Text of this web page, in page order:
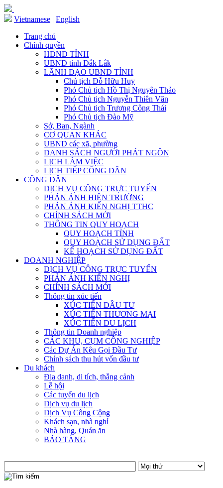
Vietnamese | English
Trang chủ
Chính quyền
HĐND TỈNH
UBND tỉnh Đắk Lắk
LÃNH ĐẠO UBND TỈNH
Chủ tịch Đỗ Hữu Huy
Phó Chủ tịch Hồ Thị Nguyên Thảo
Phó Chủ tịch Nguyễn Thiên Văn
Phó Chủ tịch Trương Công Thái
Phó Chủ tịch Đào Mỹ
Sở, Ban, Ngành
CƠ QUAN KHÁC
UBND các xã, phường
DANH SÁCH NGƯỜI PHÁT NGÔN
LỊCH LÀM VIỆC
LỊCH TIẾP CÔNG DÂN
CÔNG DÂN
DỊCH VỤ CÔNG TRỰC TUYẾN
PHẢN ÁNH HIỆN TRƯỜNG
PHẢN ÁNH KIẾN NGHỊ TTHC
CHÍNH SÁCH MỚI
THÔNG TIN QUY HOẠCH
QUY HOẠCH TỈNH
QUY HOẠCH SỬ DỤNG ĐẤT
KẾ HOẠCH SỬ DỤNG ĐẤT
DOANH NGHIỆP
DỊCH VỤ CÔNG TRỰC TUYẾN
PHẢN ÁNH KIẾN NGHỊ
CHÍNH SÁCH MỚI
Thông tin xúc tiến
XÚC TIẾN ĐẦU TƯ
XÚC TIẾN THƯƠNG MẠI
XÚC TIẾN DU LỊCH
Thông tin Doanh nghiệp
CÁC KHU, CỤM CÔNG NGHIỆP
Các Dự Án Kêu Gọi Đầu Tư
Chính sách thu hút vốn đầu tư
Du khách
Địa danh, di tích, thắng cảnh
Lễ hội
Các tuyến du lịch
Dịch vụ du lịch
Dịch Vụ Công Cộng
Khách sạn, nhà nghỉ
Nhà hàng, Quán ăn
BẢO TÀNG